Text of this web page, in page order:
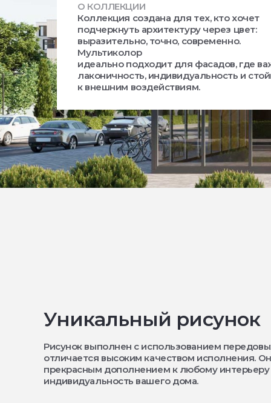
О КОЛЛЕКЦИИ
Коллекция создана для тех, кто хочет
подчеркнуть архитектуру через цвет:
выразительно, точно, современно.
Мультиколор
идеально подходит для фасадов, где
лаконичность, индивидуальность и
к внешним воздействиям.
Уникальный рисунок
Рисунок выполнен с использованием
отличается высоким качеством исполнения.
прекрасным дополнением к любому
индивидуальность вашего дома.